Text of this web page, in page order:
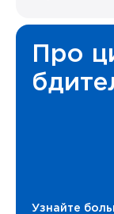
Про
Узнайте